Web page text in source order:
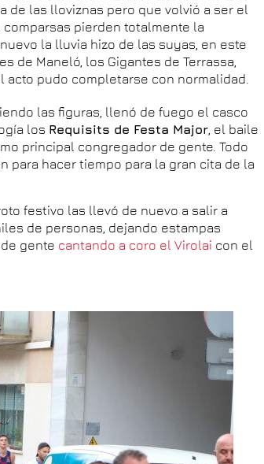
de las lloviznas pero que volvió a ser el
pierden totalmente la
la lluvia hizo de las suyas, en este
de Maneló, los Gigantes de Terrassa,
acto pudo completarse con normalidad.
las figuras, llenó de fuego el casco
los Requisits de Festa Major , el baile
principal congregador de gente. Todo
para hacer tiempo para la gran cita de la
festivo las llevó de nuevo a salir a
de personas, dejando estampas
gente cantando a coro el Virolai con el